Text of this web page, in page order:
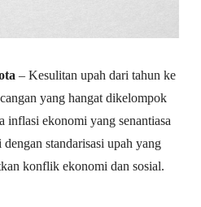
– Kesulitan upah dari tahun ke
yang hangat dikelompok
inflasi ekonomi yang senantiasa
standarisasi upah yang
konflik ekonomi dan sosial.